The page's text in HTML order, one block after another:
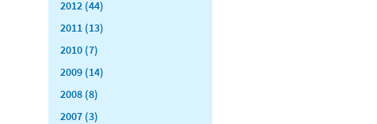
2012 (44)
2011 (13)
2010 (7)
2009 (14)
2008 (8)
2007 (3)